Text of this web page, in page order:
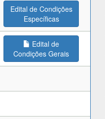
Edital de Condições
Específicas
Edital de
Condições Gerais